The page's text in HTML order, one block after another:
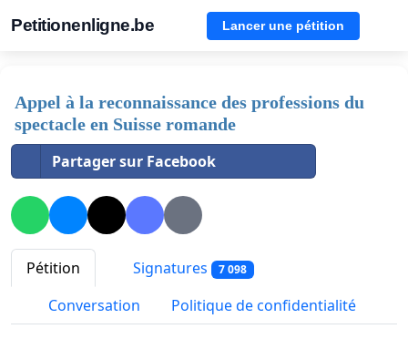
Petitionenligne.be Lancer une pétition
Appel à la reconnaissance des professions du
spectacle en Suisse romande
Partager sur Facebook
Pétition Signatures 7 098
Conversation Politique de confidentialité